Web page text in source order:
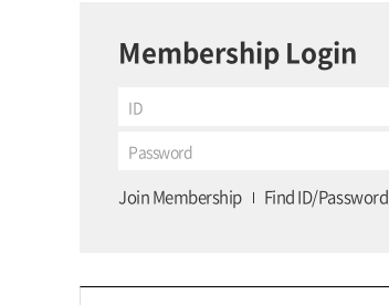
Membership Login
Join Membership Find ID/Password